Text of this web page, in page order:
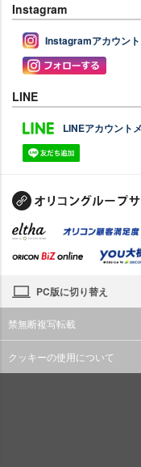
Instagram
Instagramアカウント
LINE
LINEアカウント
PC版に切り替え
禁無断複写転載
クッキーの使用について